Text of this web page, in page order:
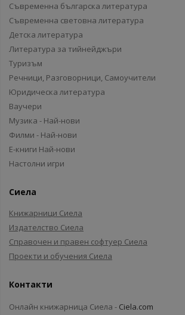
Съвременна българска литература
Съвременна световна литература
Детска литература
Литература за тийнейджъри
Туризъм
Речници, Разговорници, Самоучители
Юридическа литература
Ваучери
Музика - Най-нови
Филми - Най-нови
Е-книги Най-нови
Настолни игри
Сиела
Книжарници Сиела
Издателство Сиела
Справочен и правен софтуер Сиела
Проекти и обучения Сиела
Контакти
Онлайн книжарница Сиела - Ciela.com